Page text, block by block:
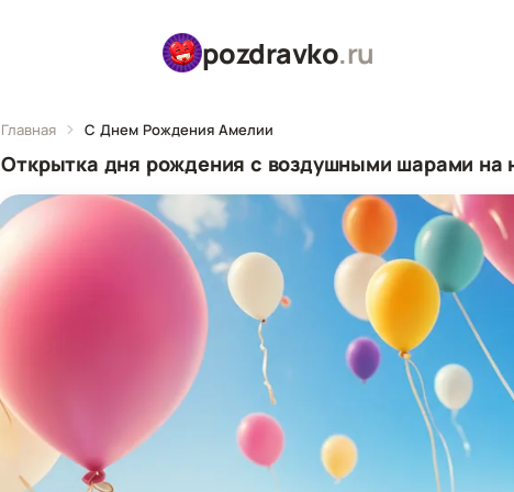
pozdravko.ru
Главная С Днем Рождения Амелии
Открытка дня рождения с воздушными шарами на